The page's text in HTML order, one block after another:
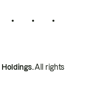
All rights